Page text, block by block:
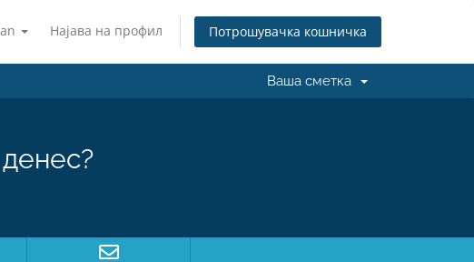
Најава на профил Потрошувачка кошничка
Ваша сметка